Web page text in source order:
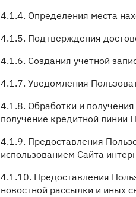
4.1.4. Определения места
4.1.5. Подтверждения
4.1.6. Создания учетной
4.1.7. Уведомления
4.1.8. Обработки и
получение кредитной линии
4.1.9. Предоставления
использованием Сайта
4.1.10. Предоставления
новостной рассылки и иных